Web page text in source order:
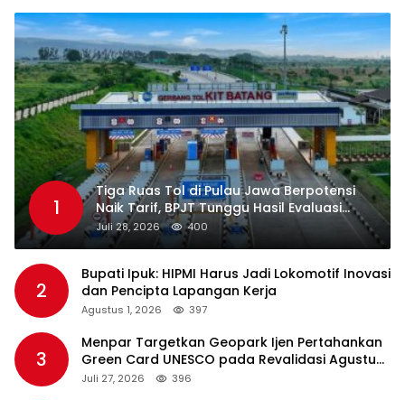
1
Tiga Ruas Tol di Pulau Jawa Berpotensi
Naik Tarif, BPJT Tunggu Hasil Evaluasi
Standar Pelayanan
Juli 28, 2026 400
2
Bupati Ipuk: HIPMI Harus Jadi Lokomotif Inovasi
dan Pencipta Lapangan Kerja
Agustus 1, 2026 397
3
Menpar Targetkan Geopark Ijen Pertahankan
Green Card UNESCO pada Revalidasi Agustus
2026
Juli 27, 2026 396